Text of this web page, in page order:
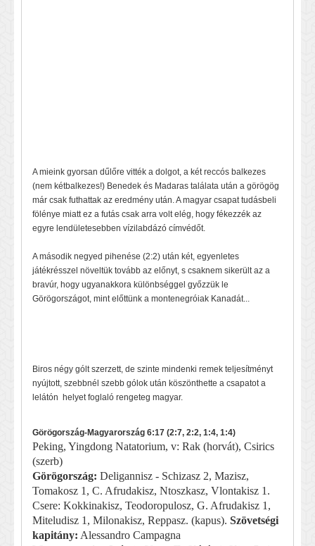
A mieink gyorsan dűlőre vitték a dolgot, a két reccós balkezes
(nem kétbalkezes!) Benedek és Madaras találata után a görögög
már csak futhattak az eredmény után. A magyar csapat tudásbeli
fölénye miatt ez a futás csak arra volt elég, hogy fékezzék az
egyre lendületesebben vízilabdázó címvédőt.
A második negyed pihenése (2:2) után két, egyenletes
játékrésszel növeltük tovább az előnyt, s csaknem sikerült az a
bravúr, hogy ugyanakkora különbséggel győzzük le
Görögországot, mint előttünk a montenegróiak Kanadát...
Biros négy gólt szerzett, de szinte mindenki remek teljesítményt
nyújtott, szebbnél szebb gólok után köszönthette a csapatot a
lelátón helyet foglaló rengeteg magyar.
Görögország-Magyarország 6:17 (2:7, 2:2, 1:4, 1:4)
Peking, Yingdong Natatorium, v: Rak (horvát), Csirics
(szerb)
Görögország: Deligannisz - Schizasz 2, Mazisz,
Tomakosz 1, C. Afrudakisz, Ntoszkasz, Vlontakisz 1.
Csere: Kokkinakisz, Teodoropulosz, G. Afrudakisz 1,
Miteludisz 1, Milonakisz, Reppasz. (kapus). Szövetségi
kapitány: Alessandro Campagna